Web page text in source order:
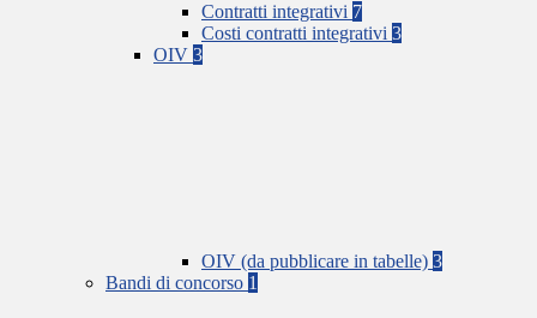
Contratti integrativi 7
Costi contratti integrativi 3
OIV 3
OIV (da pubblicare in tabelle) 3
Bandi di concorso 1